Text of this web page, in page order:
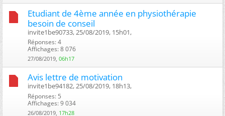
Etudiant de 4ème année en physiothérapie
besoin de conseil
invite1be90733, 25/08/2019, 15h01, ‎
Réponses: 4
Affichages: 8 076
27/08/2019, 06h17
Avis lettre de motivation
invite1be94182, 25/08/2019, 18h13, ‎
Réponses: 5
Affichages: 9 034
26/08/2019, 17h28